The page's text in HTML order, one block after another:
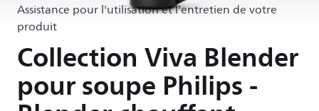
Assistance pour l'utilisation et l'entretien de votre
produit
Collection Viva Blender
pour soupe Philips -